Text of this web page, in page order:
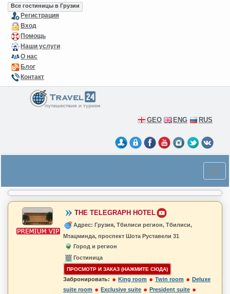
Все гостиницы в Грузии
Регистрация
Вход
Помощь
Наши услуги
О нас
Блог
Контакт
GEO ENG RUS
THE TELEGRAPH HOTEL
Адрес: Грузия, Тбилиси регион, Тбилиси,
Мтацминда, проспект Шота Руставели 31
Город и регион
Гостиница
ПРОСМОТР И ЗАКАЗ (НАЖМИТЕ СЮДА)
Забронировать: King room Twin room
Deluxe
suite room
Exclusive suite
President suite